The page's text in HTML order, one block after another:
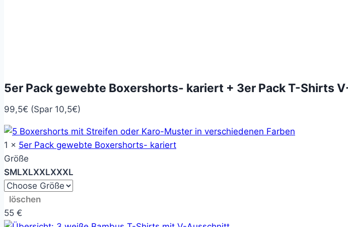
5er Pack gewebte Boxershorts- kariert + 3er Pack T-Shirts
99,5€ (Spar 10,5€)
1 × 5er Pack gewebte Boxershorts- kariert
Größe
SMLXLXXLXXXL
löschen
55 €